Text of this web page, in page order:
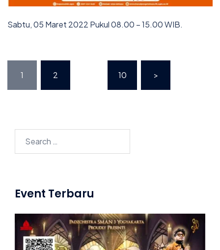
Sabtu, 05 Maret 2022 Pukul 08.00 – 15.00 WIB.
pagination
1 2 10 >
for:
Event Terbaru